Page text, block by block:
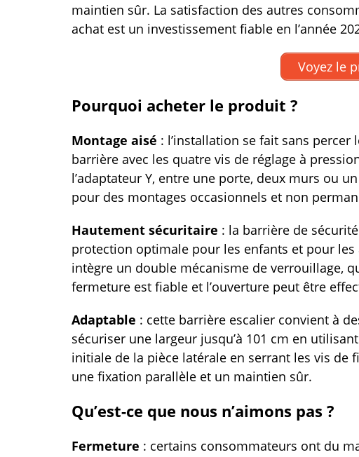
maintien sûr. La satisfaction des autres
achat est un investissement fiable en l’année
Voyez le
Pourquoi acheter le produit ?
Montage aisé : l’installation se fait sans
barrière avec les quatre vis de réglage à
l’adaptateur Y, entre une porte, deux murs ou
pour des montages occasionnels et non
Hautement sécuritaire : la barrière de
protection optimale pour les enfants et pour
intègre un double mécanisme de verrouillage,
fermeture est fiable et l’ouverture peut être
Adaptable : cette barrière escalier convient à
sécuriser une largeur jusqu’à 101 cm en
initiale de la pièce latérale en serrant les vis de
une fixation parallèle et un maintien sûr.
Qu’est-ce que nous n’aimons pas ?
Fermeture : certains consommateurs ont du